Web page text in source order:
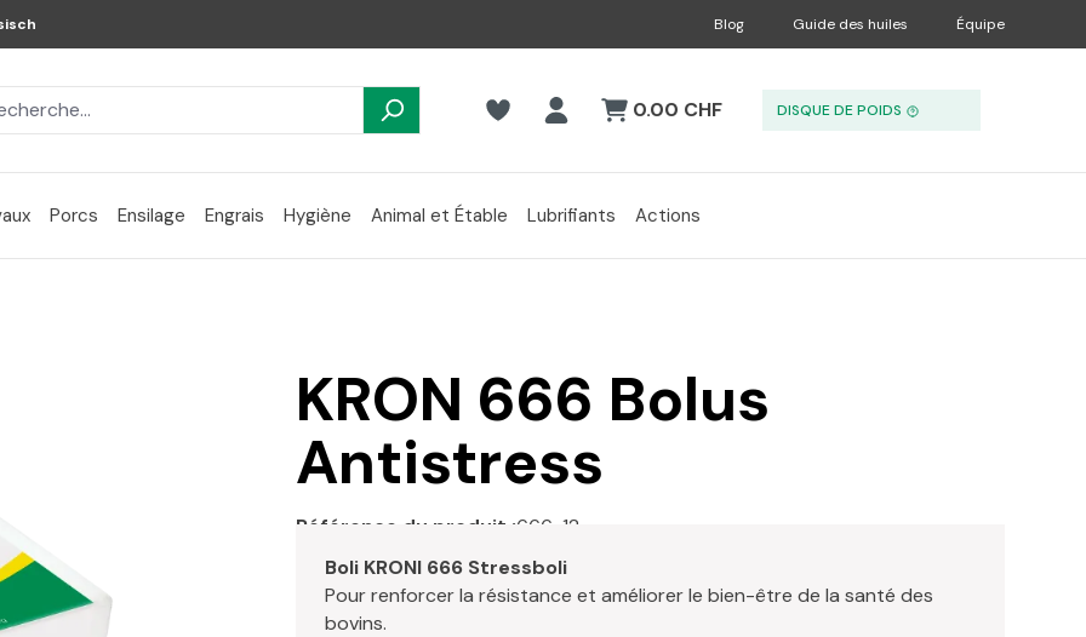
Blog Guide des huiles Équipe
0.00 CHF DISQUE DE POIDS
Porcs Ensilage Engrais Hygiène Animal et Étable Lubrifiants Actions
KRON 666 Bolus
Antistress
Référence du produit :666-12
Boli KRONI 666 Stressboli
Pour renforcer la résistance et améliorer le bien-être de la santé des
bovins.